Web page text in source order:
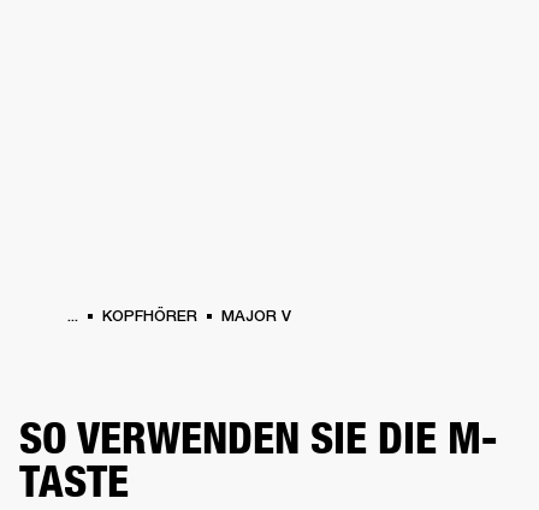
... KOPFHÖRER MAJOR V
SO VERWENDEN SIE DIE M-
TASTE